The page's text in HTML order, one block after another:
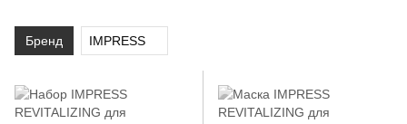
Бренд IMPRESS